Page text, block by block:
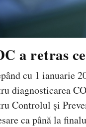
a retras
cu 1 ianuarie
diagnosticarea
Controlul și
ca până la